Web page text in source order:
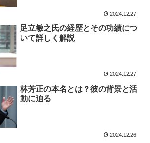
2024.12.27
足立敏之氏の経歴とその功績につ
いて詳しく解説
2024.12.27
林芳正の本名とは？彼の背景と活
動に迫る
2024.12.26